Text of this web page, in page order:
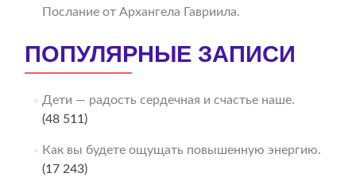
Послание от Архангела Гавриила.
ПОПУЛЯРНЫЕ ЗАПИСИ
Дети — радость сердечная и счастье наше.
(48 511)
Как вы будете ощущать повышенную энергию.
(17 243)